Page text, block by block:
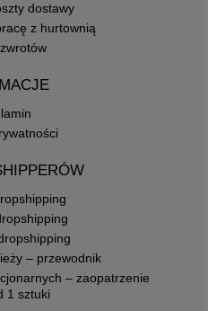
dostawy
z hurtownią
– przewodnik
– zaopatrzenie
1 sztuki